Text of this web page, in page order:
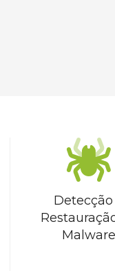
Malware